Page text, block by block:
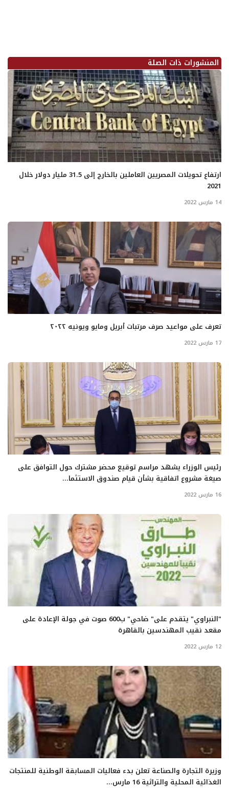
المنشورات ذات الصلة
ارتفاع تحويلات المصريين العاملين بالخارج إلى 31.5 مليار دولار خلال
2021
14 مارس 2022
تعرف على مواعيد صرف مرتبات أبريل ومايو ويونيه ٢٠٢٢
17 مارس 2022
رئيس الوزراء يشهد مراسم توقيع محضر مشترك حول التوافق على
صيغة مشروع اتفاقية بشأن قيام صندوق الاستثما...
16 مارس 2022
"النبراوي" يتقدم على" ضاحي" ب600 صوت في جولة الإعادة على
مقعد نقيب المهندسين بالقاهرة
12 مارس 2022
وزيرة التجارة والصناعة تعلن بدء فعاليات المسابقة الوطنية للمنتجات
الغذائية المحلية والتراثية 16 مارس...